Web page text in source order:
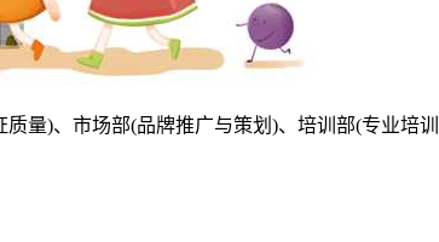
量)、市场部(品牌推广与策划)、培训部(专业培